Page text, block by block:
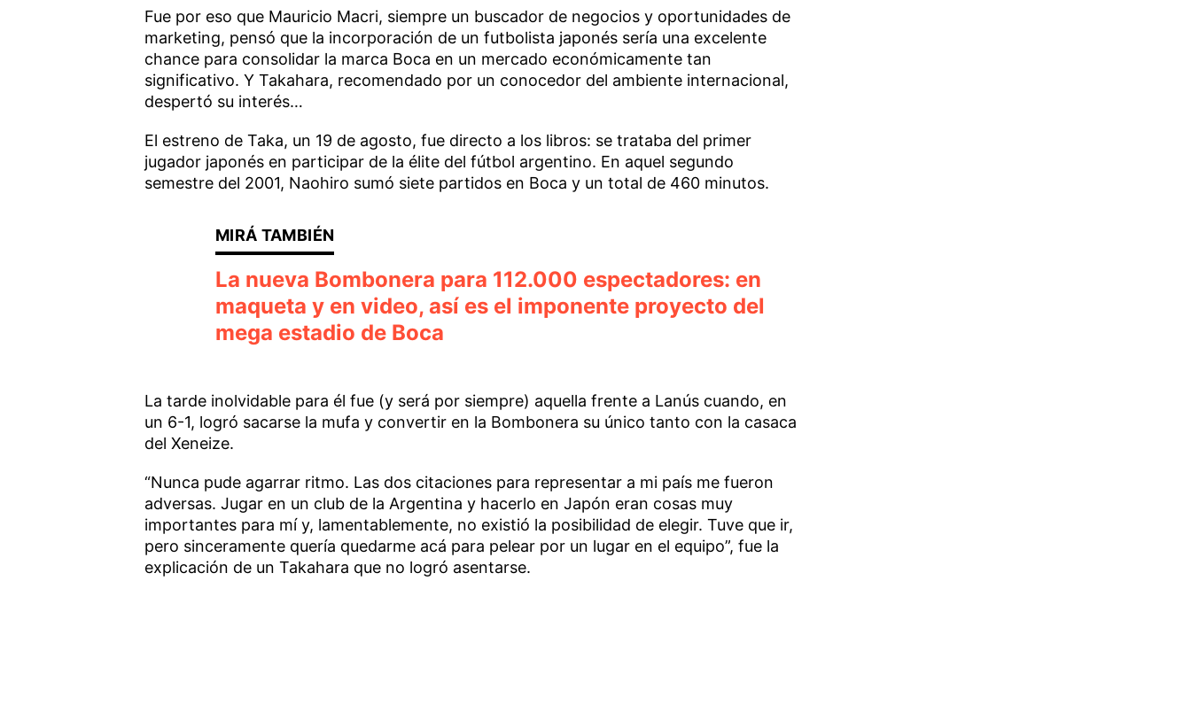
Fue por eso que Mauricio Macri, siempre un buscador de negocios y oportunidades de
marketing, pensó que la incorporación de un futbolista japonés sería una excelente
chance para consolidar la marca Boca en un mercado económicamente tan
significativo. Y Takahara, recomendado por un conocedor del ambiente internacional,
despertó su interés…
El estreno de Taka, un 19 de agosto, fue directo a los libros: se trataba del primer
jugador japonés en participar de la élite del fútbol argentino. En aquel segundo
semestre del 2001, Naohiro sumó siete partidos en Boca y un total de 460 minutos.
La nueva Bombonera para 112.000 espectadores: en
maqueta y en video, así es el imponente proyecto del
mega estadio de Boca
La tarde inolvidable para él fue (y será por siempre) aquella frente a Lanús cuando, en
un 6-1, logró sacarse la mufa y convertir en la Bombonera su único tanto con la casaca
del Xeneize.
“Nunca pude agarrar ritmo. Las dos citaciones para representar a mi país me fueron
adversas. Jugar en un club de la Argentina y hacerlo en Japón eran cosas muy
importantes para mí y, lamentablemente, no existió la posibilidad de elegir. Tuve que ir,
pero sinceramente quería quedarme acá para pelear por un lugar en el equipo”, fue la
explicación de un Takahara que no logró asentarse.